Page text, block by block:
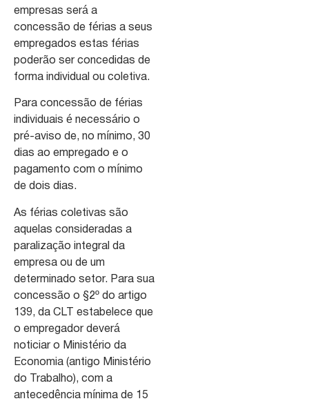
empresas será a
concessão de férias a seus
empregados estas férias
poderão ser concedidas de
forma individual ou coletiva.
Para concessão de férias
individuais é necessário o
pré-aviso de, no mínimo, 30
dias ao empregado e o
pagamento com o mínimo
de dois dias.
As férias coletivas são
aquelas consideradas a
paralização integral da
empresa ou de um
determinado setor. Para sua
concessão o §2º do artigo
139, da CLT estabelece que
o empregador deverá
noticiar o Ministério da
Economia (antigo Ministério
do Trabalho), com a
antecedência mínima de 15